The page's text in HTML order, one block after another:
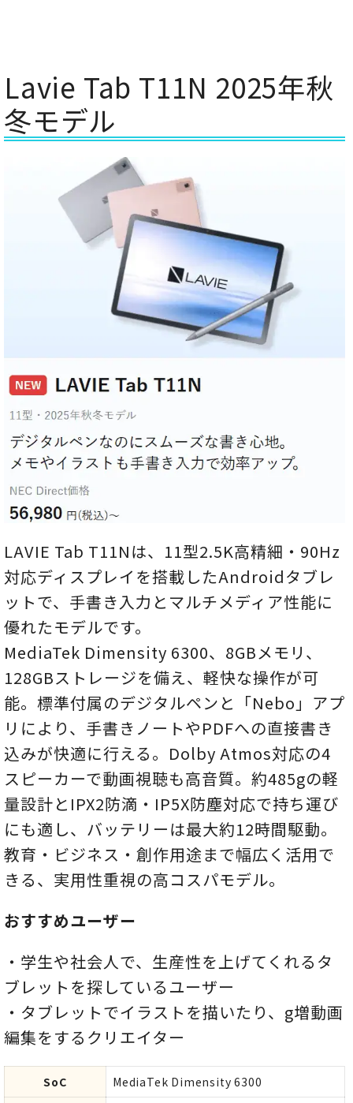
Lavie Tab T11N 2025年秋
冬モデル
LAVIE Tab T11Nは、11型2.5K高精細・90Hz
対応ディスプレイを搭載したAndroidタブレ
ットで、手書き入力とマルチメディア性能に
優れたモデルです。
MediaTek Dimensity 6300、8GBメモリ、
128GBストレージを備え、軽快な操作が可
能。標準付属のデジタルペンと「Nebo」アプ
リにより、手書きノートやPDFへの直接書き
込みが快適に行える。Dolby Atmos対応の4
スピーカーで動画視聴も高音質。約485gの軽
量設計とIPX2防滴・IP5X防塵対応で持ち運び
にも適し、バッテリーは最大約12時間駆動。
教育・ビジネス・創作用途まで幅広く活用で
きる、実用性重視の高コスパモデル。
おすすめユーザー
・学生や社会人で、生産性を上げてくれるタ
ブレットを探しているユーザー
・タブレットでイラストを描いたり、g増動画
編集をするクリエイター
SoC
MediaTek Dimensity 6300